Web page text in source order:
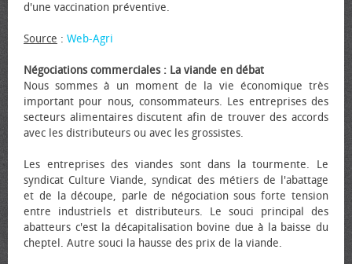
d'une vaccination préventive.
Source : Web-Agri
Négociations commerciales : La viande en débat
Nous sommes à un moment de la vie économique très
important pour nous, consommateurs. Les entreprises des
secteurs alimentaires discutent afin de trouver des accords
avec les distributeurs ou avec les grossistes.
Les entreprises des viandes sont dans la tourmente. Le
syndicat Culture Viande, syndicat des métiers de l'abattage
et de la découpe, parle de négociation sous forte tension
entre industriels et distributeurs. Le souci principal des
abatteurs c'est la décapitalisation bovine due à la baisse du
cheptel. Autre souci la hausse des prix de la viande.